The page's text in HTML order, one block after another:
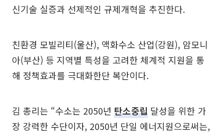
신기술 실증과 선제적인 규제개혁을 추진한다.
친환경 모빌리티(울산), 액화수소 산업(강원), 암모니
아(부산) 등 지역별 특성을 고려한 체계적 지원을 통
해 정책효과를 극대화한단 복안이다.
김 총리는 “수소는 2050년 탄소중립 달성을 위한 가
장 강력한 수단이자, 2050년 단일 에너지원으로써는,